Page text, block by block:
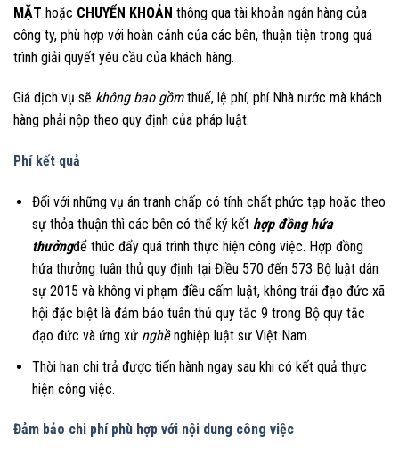
MẶT hoặc CHUYỂN KHOẢN thông qua tài khoản ngân hàng của
công ty, phù hợp với hoàn cảnh của các bên, thuận tiện trong quá
trình giải quyết yêu cầu của khách hàng.
Giá dịch vụ sẽ không bao gồmthuế, lệ phí, phí Nhà nước mà khách
hàng phải nộp theo quy định của pháp luật.
Phí kết quả
Đối với những vụ án tranh chấp có tính chất phức tạp hoặc theo
sự thỏa thuận thì các bên có thể ký kết hợp đồng hứa
thưởngđể thúc đẩy quá trình thực hiện công việc. Hợp đồng
hứa thưởng tuân thủ quy định tại Điều 570 đến 573 Bộ luật dân
sự 2015 và không vi phạm điều cấm luật, không trái đạo đức xã
hội đặc biệt là đảm bảo tuân thủ quy tắc 9 trong Bộ quy tắc
đạo đức và ứng xử nghềnghiệp luật sư Việt Nam.
Thời hạn chi trả được tiến hành ngay sau khi có kết quả thực
hiện công việc.
Đảm bảo chi phí phù hợp với nội dung công việc